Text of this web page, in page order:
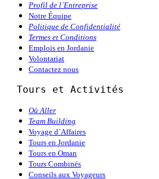
Profil de l´Entreprise
Notre Équipe
Politique de Confidentialité
Termes et Conditions
Emplois en Jordanie
Volontariat
Contactez nous
Tours et Activités
Où Aller
Team Building
Voyage d´Affaires
Tours en Jordanie
Tours en Oman
Tours Combinés
Conseils aux Voyageurs